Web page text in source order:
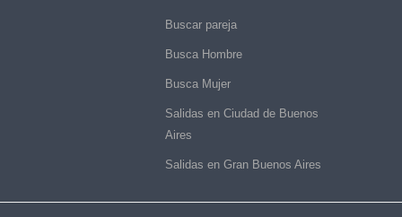
Buscar pareja
Busca Hombre
Busca Mujer
Salidas en Ciudad de Buenos
Aires
Salidas en Gran Buenos Aires